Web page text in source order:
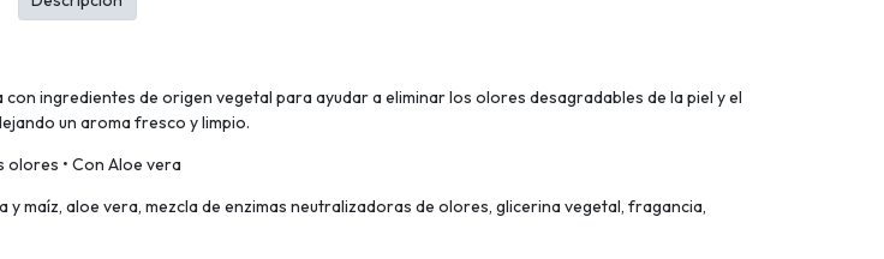
ingredientes de origen vegetal para ayudar a eliminar los olores desagradables de la piel y el
un aroma fresco y limpio.
olores • Con Aloe vera
maíz, aloe vera, mezcla de enzimas neutralizadoras de olores, glicerina vegetal, fragancia,